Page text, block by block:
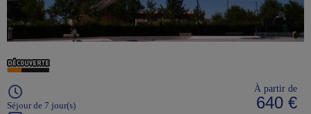
Séjour de 7 jour(s)
À partir de
640 €